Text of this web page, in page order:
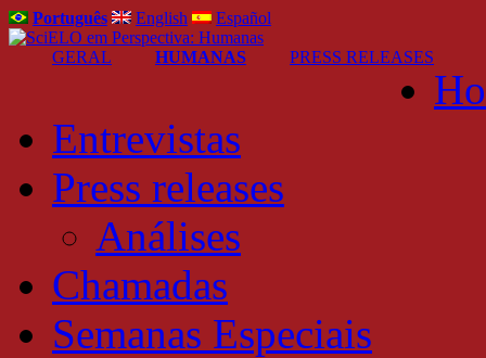
Português English Español
GERAL HUMANAS PRESS RELEASES
Entrevistas
Press releases
Análises
Chamadas
Semanas Especiais